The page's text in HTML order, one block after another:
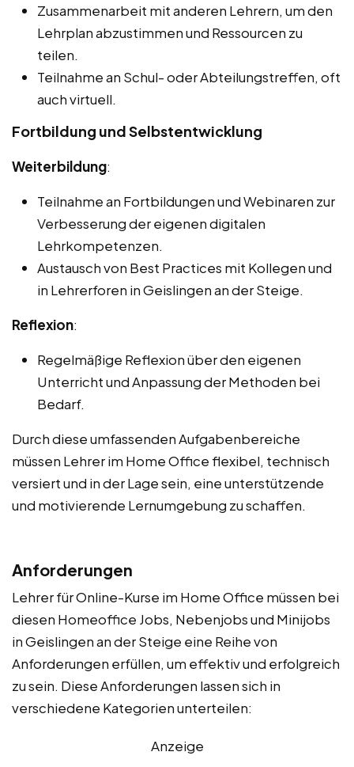
Zusammenarbeit mit anderen Lehrern, um den
Lehrplan abzustimmen und Ressourcen zu
teilen.
Teilnahme an Schul- oder Abteilungstreffen, oft
auch virtuell.
Fortbildung und Selbstentwicklung
Weiterbildung:
Teilnahme an Fortbildungen und Webinaren zur
Verbesserung der eigenen digitalen
Lehrkompetenzen.
Austausch von Best Practices mit Kollegen und
in Lehrerforen in Geislingen an der Steige.
Reflexion:
Regelmäßige Reflexion über den eigenen
Unterricht und Anpassung der Methoden bei
Bedarf.
Durch diese umfassenden Aufgabenbereiche
müssen Lehrer im Home Office flexibel, technisch
versiert und in der Lage sein, eine unterstützende
und motivierende Lernumgebung zu schaffen.
Anforderungen
Lehrer für Online-Kurse im Home Office müssen bei
diesen Homeoffice Jobs, Nebenjobs und Minijobs
in Geislingen an der Steige eine Reihe von
Anforderungen erfüllen, um effektiv und erfolgreich
zu sein. Diese Anforderungen lassen sich in
verschiedene Kategorien unterteilen:
Anzeige